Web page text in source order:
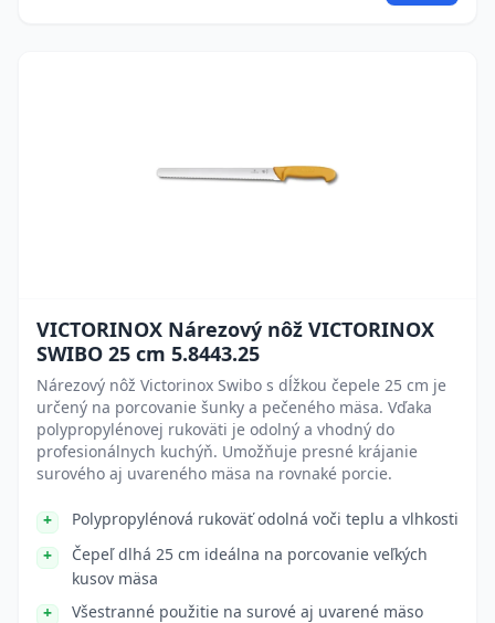
VICTORINOX Nárezový nôž VICTORINOX
SWIBO 25 cm 5.8443.25
Nárezový nôž Victorinox Swibo s dĺžkou čepele 25 cm je
určený na porcovanie šunky a pečeného mäsa. Vďaka
polypropylénovej rukoväti je odolný a vhodný do
profesionálnych kuchýň. Umožňuje presné krájanie
surového aj uvareného mäsa na rovnaké porcie.
Polypropylénová rukoväť odolná voči teplu a vlhkosti
Čepeľ dlhá 25 cm ideálna na porcovanie veľkých
kusov mäsa
Všestranné použitie na surové aj uvarené mäso